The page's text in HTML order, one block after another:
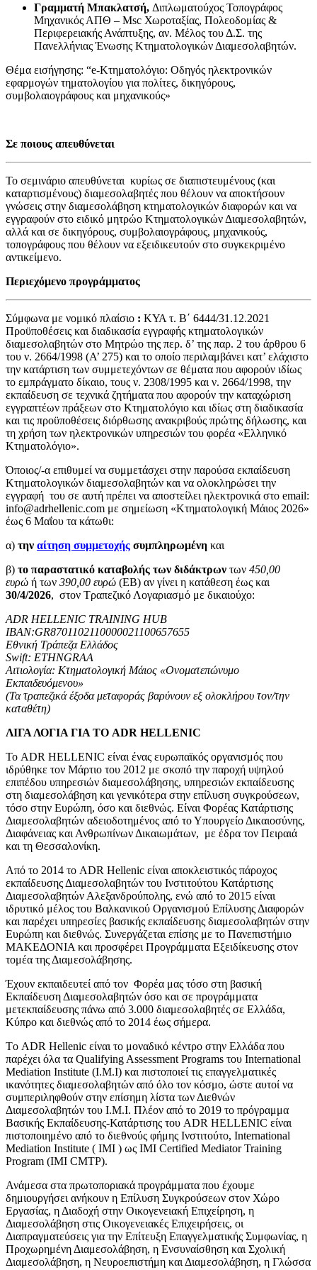
Γραμματή Μπακλατσή, Διπλωματούχος Τοπογράφος
Μηχανικός ΑΠΘ – Msc Χωροταξίας, Πολεοδομίας &
Περιφερειακής Ανάπτυξης, αν. Μέλος του Δ.Σ. της
Πανελλήνιας Ένωσης Κτηματολογικών Διαμεσολαβητών.
Θέμα εισήγησης: “e-Κτηματολόγιο: Οδηγός ηλεκτρονικών
εφαρμογών τηματολογίου για πολίτες, δικηγόρους,
συμβολαιογράφους και μηχανικούς»
Σε ποιους απευθύνεται
Το σεμινάριο απευθύνεται κυρίως σε διαπιστευμένους (και
καταρτισμένους) διαμεσολαβητές που θέλουν να αποκτήσουν
γνώσεις στην διαμεσολάβηση κτηματολογικών διαφορών και να
εγγραφούν στο ειδικό μητρώο Κτηματολογικών Διαμεσολαβητών,
αλλά και σε δικηγόρους, συμβολαιογράφους, μηχανικούς,
τοπογράφους που θέλουν να εξειδικευτούν στο συγκεκριμένο
αντικείμενο.
Περιεχόμενο προγράμματος
Σύμφωνα με νομικό πλαίσιο : ΚΥΑ τ. Β΄ 6444/31.12.2021
Προϋποθέσεις και διαδικασία εγγραφής κτηματολογικών
διαμεσολαβητών στο Μητρώο της περ. δ’ της παρ. 2 του άρθρου 6
του ν. 2664/1998 (Α’ 275) και το οποίο περιλαμβάνει κατ’ ελάχιστο
την κατάρτιση των συμμετεχόντων σε θέματα που αφορούν ιδίως
το εμπράγματο δίκαιο, τους ν. 2308/1995 και ν. 2664/1998, την
εκπαίδευση σε τεχνικά ζητήματα που αφορούν την καταχώριση
εγγραπτέων πράξεων στο Κτηματολόγιο και ιδίως στη διαδικασία
και τις προϋποθέσεις διόρθωσης ανακριβούς πρώτης δήλωσης, και
τη χρήση των ηλεκτρονικών υπηρεσιών του φορέα «Ελληνικό
Κτηματολόγιο».
Όποιος/-α επιθυμεί να συμμετάσχει στην παρούσα εκπαίδευση
Κτηματολογικών διαμεσολαβητών και να ολοκληρώσει την
εγγραφή του σε αυτή πρέπει να αποστείλει ηλεκτρονικά στο email:
info@adrhellenic.com με σημείωση «Κτηματολογική Μάιος 2026»
έως 6 Μαΐου τα κάτωθι:
α) την αίτηση συμμετοχής συμπληρωμένη και
β) το παραστατικό καταβολής των διδάκτρων των 450,00
ευρώ ή των 390,00 ευρώ (EB) αν γίνει η κατάθεση έως και
30/4/2026, στον Τραπεζικό Λογαριασμό με δικαιούχο:
ADR HELLENIC TRAINING HUB
ΙΒΑΝ:GR8701102110000021100657655
Εθνική Τράπεζα Ελλάδος
Swift: ETHNGRAA
Αιτιολογία: Κτηματολογική Μάιος «Ονοματεπώνυμο
Εκπαιδευόμενου»
(Τα τραπεζικά έξοδα μεταφοράς βαρύνουν εξ ολοκλήρου τον/την
καταθέτη)
ΛΙΓΑ ΛΟΓΙΑ ΓΙΑ ΤΟ ADR HELLENIC
Το ADR HELLENIC είναι ένας ευρωπαϊκός οργανισμός που
ιδρύθηκε τον Μάρτιο του 2012 με σκοπό την παροχή υψηλού
επιπέδου υπηρεσιών διαμεσολάβησης, υπηρεσιών εκπαίδευσης
στη διαμεσολάβηση και γενικότερα στην επίλυση συγκρούσεων,
τόσο στην Ευρώπη, όσο και διεθνώς. Είναι Φορέας Κατάρτισης
Διαμεσολαβητών αδειοδοτημένος από το Υπουργείο Δικαιοσύνης,
Διαφάνειας και Ανθρωπίνων Δικαιωμάτων, με έδρα τον Πειραιά
και τη Θεσσαλονίκη.
Από το 2014 το ADR Hellenic είναι αποκλειστικός πάροχος
εκπαίδευσης Διαμεσολαβητών του Ινστιτούτου Κατάρτισης
Διαμεσολαβητών Αλεξανδρούπολης, ενώ από το 2015 είναι
ιδρυτικό μέλος του Βαλκανικού Οργανισμού Επίλυσης Διαφορών
και παρέχει υπηρεσίες βασικής εκπαίδευσης διαμεσολαβητών στην
Ευρώπη και διεθνώς. Συνεργάζεται επίσης με το Πανεπιστήμιο
ΜΑΚΕΔΟΝΙΑ και προσφέρει Προγράμματα Εξειδίκευσης στον
τομέα της Διαμεσολάβησης.
Έχουν εκπαιδευτεί από τον Φορέα μας τόσο στη βασική
Εκπαίδευση Διαμεσολαβητών όσο και σε προγράμματα
μετεκπαίδευσης πάνω από 3.000 διαμεσολαβητές σε Ελλάδα,
Κύπρο και διεθνώς από το 2014 έως σήμερα.
Tο ADR Hellenic είναι το μοναδικό κέντρο στην Ελλάδα που
παρέχει όλα τα Qualifying Assessment Programs του International
Mediation Institute (I.M.I) και πιστοποιεί τις επαγγελματικές
ικανότητες διαμεσολαβητών από όλο τον κόσμο, ώστε αυτοί να
συμπεριληφθούν στην επίσημη λίστα των Διεθνών
Διαμεσολαβητών του Ι.Μ.Ι. Πλέον από το 2019 το πρόγραμμα
Βασικής Εκπαίδευσης-Κατάρτισης του ADR HELLENIC είναι
πιστοποιημένο από το διεθνούς φήμης Ινστιτούτο, Ιnternational
Mediation Institute ( IMI ) ως IMI Certified Mediator Training
Program (IMI CMTP).
Ανάμεσα στα πρωτοποριακά προγράμματα που έχουμε
δημιουργήσει ανήκουν η Επίλυση Συγκρούσεων στον Χώρο
Εργασίας, η Διαδοχή στην Οικογενειακή Επιχείρηση, η
Διαμεσολάβηση στις Οικογενειακές Επιχειρήσεις, οι
Διαπραγματεύσεις για την Επίτευξη Επαγγελματικής Συμφωνίας, η
Προχωρημένη Διαμεσολάβηση, η Ενσυναίσθηση και Σχολική
Διαμεσολάβηση, η Νευροεπιστήμη και Διαμεσολάβηση, η Γλώσσα